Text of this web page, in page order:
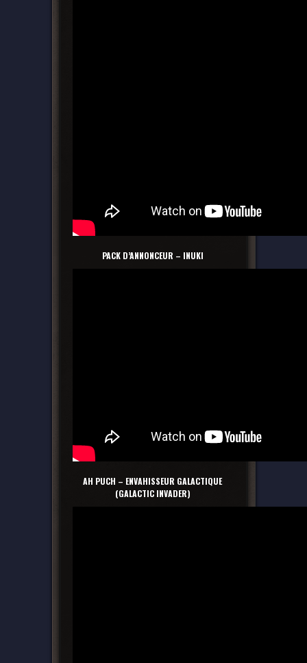
PACK D’ANNONCEUR – INUKI
AH PUCH – ENVAHISSEUR GALACTIQUE
(GALACTIC INVADER)